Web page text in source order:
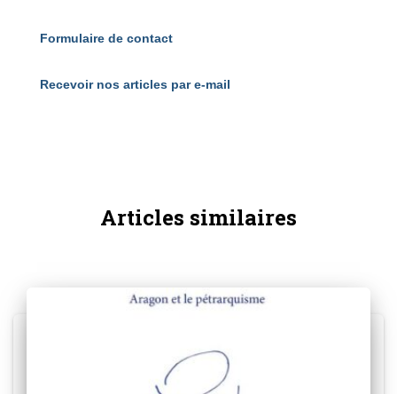
Formulaire de contact
Recevoir nos articles par e-mail
Articles similaires